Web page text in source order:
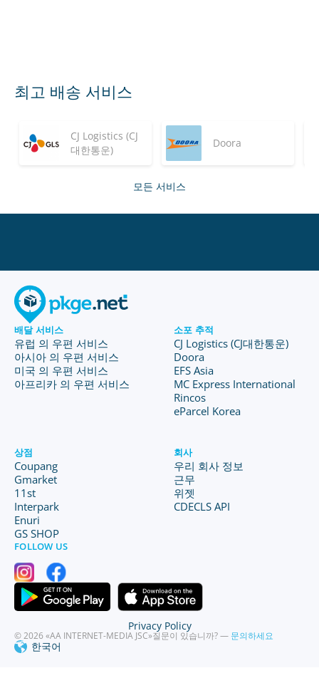
최고 배송 서비스
CJ Logistics (CJ
대한통운)
Doora
모든 서비스
배달 서비스
유럽 의 우편 서비스
아시아 의 우편 서비스
미국 의 우편 서비스
아프리카 의 우편 서비스
소포 추적
CJ Logistics (CJ대한통운)
Doora
EFS Asia
MC Express International
Rincos
eParcel Korea
상점
Coupang
Gmarket
11st
Interpark
Enuri
GS SHOP
회사
우리 회사 정보
근무
위젯
CDECLS API
FOLLOW US
© 2026 «AA INTERNET-MEDIA JSC»질문이 있습니까? — 문의하세요
한국어
Privacy Policy